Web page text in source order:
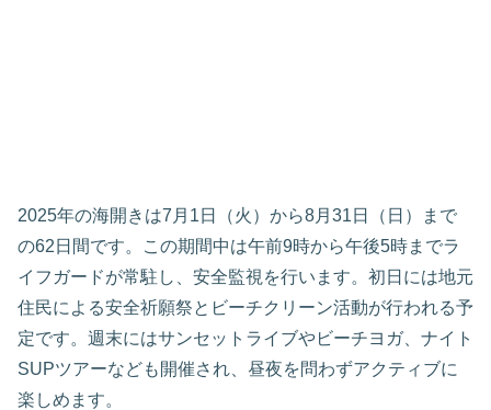
2025年の海開きは7月1日（火）から8月31日（日）まで
の62日間です。この期間中は午前9時から午後5時までラ
イフガードが常駐し、安全監視を行います。初日には地元
住民による安全祈願祭とビーチクリーン活動が行われる予
定です。週末にはサンセットライブやビーチヨガ、ナイト
SUPツアーなども開催され、昼夜を問わずアクティブに
楽しめます。